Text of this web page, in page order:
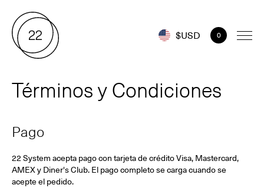
$USD 0
Términos y Condiciones
Pago
22 System acepta pago con tarjeta de crédito Visa, Mastercard,
AMEX y Diner's Club. El pago completo se carga cuando se
acepte el pedido.